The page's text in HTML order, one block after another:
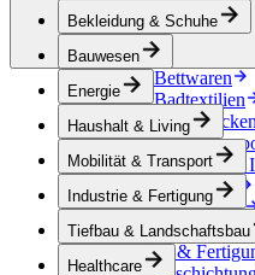
Haushalt & Living
Dekoration
Bettwaren
Badtextilien
Pferdedecken
Mobilität &
Automotive
e-Mobilität
Accessoires
Automotive
Industrie &
Bekleidung & Schuhe
Bauwesen
Energie
Haushalt & Living
Mobilität & Transport
Industrie & Fertigung
Tiefbau & Landschaftsbau
Healthcare